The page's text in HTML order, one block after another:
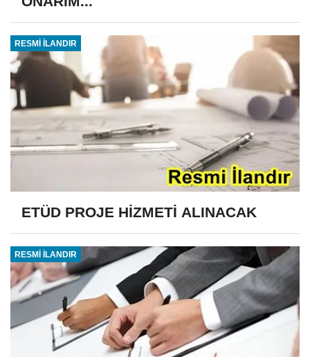
RESMİ İLANDIR
ETÜD PROJE HİZMETİ ALINACAK
RESMİ İLANDIR